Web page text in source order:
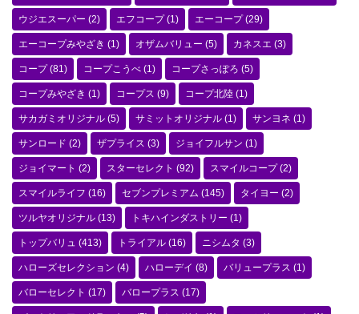
ウジエスーパー (2) エフコープ(1) エーコープ(29)
エーコープみやざき (1) オザムバリュー (5) カネスエ (3)
コープ(81) コープこうべ (1) コープさっぽろ (5)
コープみやざき (1) コープス (9) コープ北陸 (1)
サカガミオリジナル (5) サミットオリジナル (1) サンヨネ (1)
サンロード (2) ザプライス (3) ジョイフルサン (1)
ジョイマート (2) スターセレクト (92) スマイルコープ(2)
スマイルライフ (16) セブンプレミアム (145) タイヨー (2)
ツルヤオリジナル (13) トキハインダストリー (1)
トップバリュ (413) トライアル (16) ニシムタ (3)
ハローズセレクション (4) ハローデイ (8) バリュープラス (1)
バローセレクト (17) バロープラス (17)